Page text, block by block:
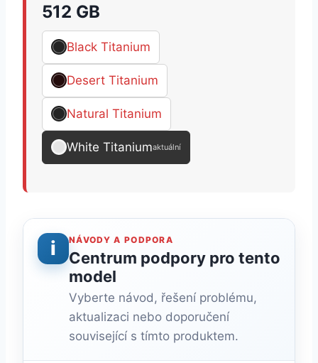
512 GB
Black Titanium
Desert Titanium
Natural Titanium
White Titaniumaktuální
i NÁVODY A PODPORA
Centrum podpory pro tento
model
Vyberte návod, řešení problému,
aktualizaci nebo doporučení
související s tímto produktem.